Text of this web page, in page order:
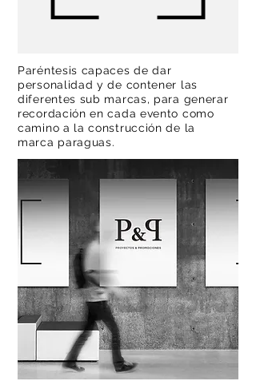
Paréntesis capaces de dar
personalidad y de contener las
diferentes sub marcas, para generar
recordación en cada evento como
camino a la construcción de la
marca paraguas.